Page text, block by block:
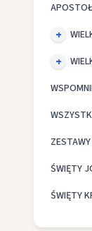
ŚWIĘTY
ŚWIĘTY